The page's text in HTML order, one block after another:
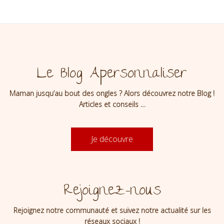
Le Blog Apersonnaliser
Maman jusqu’au bout des ongles ? Alors découvrez notre Blog !
Articles et conseils …
Je découvre
Rejoignez-nous
Rejoignez notre communauté et suivez notre actualité sur les
réseaux sociaux !